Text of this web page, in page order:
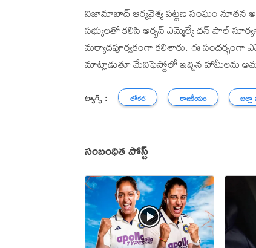
నిజామాబాద్ ఆర్యవైశ్య పట్టణ సంఘం నూతన
సభ్యులతో కలిసి అర్బన్ ఎమ్మెల్యే ధన్ పాల్
మర్యాదపూర్వకంగా కలిశారు. ఈ సందర్భంగా
మాట్లాడుతూ మేనిఫెస్టోలో ఇచ్చిన హామీలను
ట్యాగ్స్ : లోకల్ రాజకీయం జిల్లా
సంబంధిత పోస్ట్